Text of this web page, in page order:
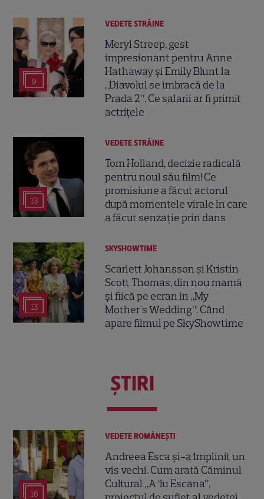
9
VEDETE STRĂINE
Meryl Streep, gest
impresionant pentru Anne
Hathaway și Emily Blunt la
„Diavolul se îmbracă de la
Prada 2”. Ce salarii ar fi primit
actrițele
13
VEDETE STRĂINE
Tom Holland, decizie radicală
pentru noul său film! Ce
promisiune a făcut actorul
după momentele virale în care
a făcut senzație prin dans
13
SKYSHOWTIME
Scarlett Johansson și Kristin
Scott Thomas, din nou mamă
și fiică pe ecran în „My
Mother's Wedding”. Când
apare filmul pe SkyShowtime
ŞTIRI
16
VEDETE ROMÂNEŞTI
Andreea Esca și-a împlinit un
vis vechi. Cum arată Căminul
Cultural „A ‘lu Escana”,